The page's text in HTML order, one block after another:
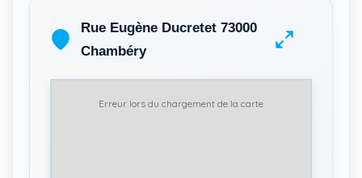
Rue Eugène Ducretet 73000
Chambéry
Erreur lors du chargement de la carte